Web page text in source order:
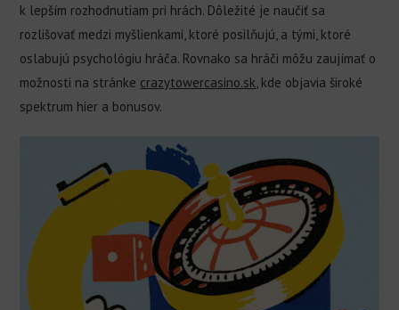
k lepším rozhodnutiam pri hrách. Dôležité je naučiť sa
rozlišovať medzi myšlienkami, ktoré posilňujú, a tými, ktoré
oslabujú psychológiu hráča. Rovnako sa hráči môžu zaujímať o
možnosti na stránke crazytowercasino.sk, kde objavia široké
spektrum hier a bonusov.